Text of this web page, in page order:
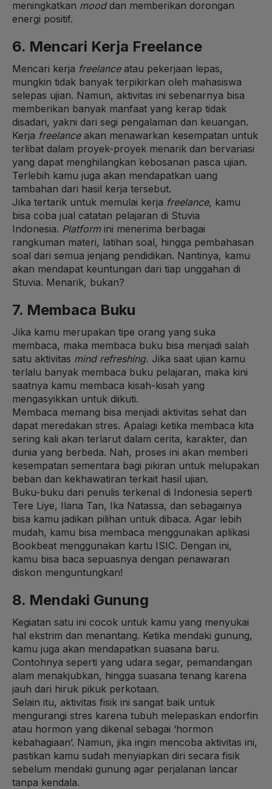
meningkatkan mooddan memberikan dorongan
energi positif.
6. Mencari Kerja Freelance
Mencari kerja freelance atau pekerjaan lepas,
mungkin tidak banyak terpikirkan oleh mahasiswa
selepas ujian. Namun, aktivitas ini sebenarnya bisa
memberikan banyak manfaat yang kerap tidak
disadari, yakni dari segi pengalaman dan keuangan.
Kerja freelanceakan menawarkan kesempatan untuk
terlibat dalam proyek-proyek menarik dan bervariasi
yang dapat menghilangkan kebosanan pasca ujian.
Terlebih kamu juga akan mendapatkan uang
tambahan dari hasil kerja tersebut.
Jika tertarik untuk memulai kerja freelance, kamu
bisa coba jual catatan pelajaran di Stuvia
Indonesia. Platformini menerima berbagai
rangkuman materi, latihan soal, hingga pembahasan
soal dari semua jenjang pendidikan. Nantinya, kamu
akan mendapat keuntungan dari tiap unggahan di
Stuvia. Menarik, bukan?
7. Membaca Buku
Jika kamu merupakan tipe orang yang suka
membaca, maka membaca buku bisa menjadi salah
satu aktivitas mind refreshing. Jika saat ujian kamu
terlalu banyak membaca buku pelajaran, maka kini
saatnya kamu membaca kisah-kisah yang
mengasyikkan untuk diikuti.
Membaca memang bisa menjadi aktivitas sehat dan
dapat meredakan stres. Apalagi ketika membaca kita
sering kali akan terlarut dalam cerita, karakter, dan
dunia yang berbeda. Nah, proses ini akan memberi
kesempatan sementara bagi pikiran untuk melupakan
beban dan kekhawatiran terkait hasil ujian.
Buku-buku dari penulis terkenal di Indonesia seperti
Tere Liye, Ilana Tan, Ika Natassa, dan sebagainya
bisa kamu jadikan pilihan untuk dibaca. Agar lebih
mudah, kamu bisa membaca menggunakan aplikasi
Bookbeat menggunakan kartu ISIC. Dengan ini,
kamu bisa baca sepuasnya dengan penawaran
diskon menguntungkan!
8. Mendaki Gunung
Kegiatan satu ini cocok untuk kamu yang menyukai
hal ekstrim dan menantang. Ketika mendaki gunung,
kamu juga akan mendapatkan suasana baru.
Contohnya seperti yang udara segar, pemandangan
alam menakjubkan, hingga suasana tenang karena
jauh dari hiruk pikuk perkotaan.
Selain itu, aktivitas fisik ini sangat baik untuk
mengurangi stres karena tubuh melepaskan endorfin
atau hormon yang dikenal sebagai ‘hormon
kebahagiaan’. Namun, jika ingin mencoba aktivitas ini,
pastikan kamu sudah menyiapkan diri secara fisik
sebelum mendaki gunung agar perjalanan lancar
tanpa kendala.